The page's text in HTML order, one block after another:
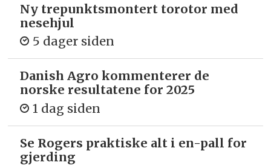
Ny trepunkts­montert torotor med
nesehjul
5 dager siden
Danish Agro kommenterer de
norske resultatene for 2025
1 dag siden
Se Rogers praktiske alt i en-pall for
gjerding